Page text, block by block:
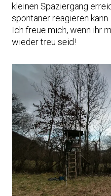
kleinen Spaziergang
spontaner reagieren kann.
Ich freue mich, wenn ihr
wieder treu seid!